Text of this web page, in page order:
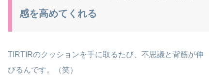
感を高めてくれる
TIRTIRのクッションを手に取るたび、不思議と背筋が伸
びるんです。（笑）